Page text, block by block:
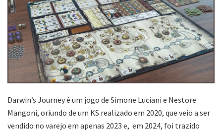
Darwin’s Journey é um jogo de Simone Luciani e Nestore
Mangoni, oriundo de um KS realizado em 2020, que veio a ser
vendido no varejo em apenas 2023 e, em 2024, foi trazido